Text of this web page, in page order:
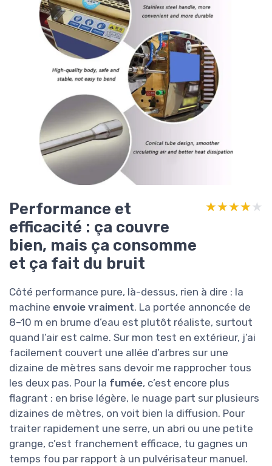
Performance et
efficacité : ça couvre
bien, mais ça consomme
et ça fait du bruit
★★★★★
★★★★★
Côté performance pure, là-dessus, rien à dire : la
machine envoie vraiment. La portée annoncée de
8–10 m en brume d’eau est plutôt réaliste, surtout
quand l’air est calme. Sur mon test en extérieur, j’ai
facilement couvert une allée d’arbres sur une
dizaine de mètres sans devoir me rapprocher tous
les deux pas. Pour la fumée, c’est encore plus
flagrant : en brise légère, le nuage part sur plusieurs
dizaines de mètres, on voit bien la diffusion. Pour
traiter rapidement une serre, un abri ou une petite
grange, c’est franchement efficace, tu gagnes un
temps fou par rapport à un pulvérisateur manuel.